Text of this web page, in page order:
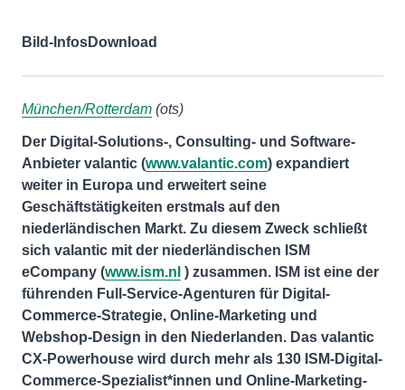
Bild-InfosDownload
München/Rotterdam (ots)
Der Digital-Solutions-, Consulting- und Software-
Anbieter valantic (www.valantic.com) expandiert
weiter in Europa und erweitert seine
Geschäftstätigkeiten erstmals auf den
niederländischen Markt. Zu diesem Zweck schließt
sich valantic mit der niederländischen ISM
eCompany (www.ism.nl ) zusammen. ISM ist eine der
führenden Full-Service-Agenturen für Digital-
Commerce-Strategie, Online-Marketing und
Webshop-Design in den Niederlanden. Das valantic
CX-Powerhouse wird durch mehr als 130 ISM-Digital-
Commerce-Spezialist*innen und Online-Marketing-